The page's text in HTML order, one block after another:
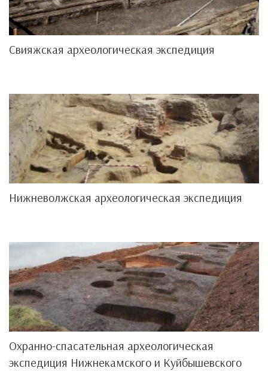
Свияжская археологическая экспедиция
Нижневолжская археологическая экспедиция
Охранно-спасательная археологическая
экспедиция Нижнекамского и Куйбышевского